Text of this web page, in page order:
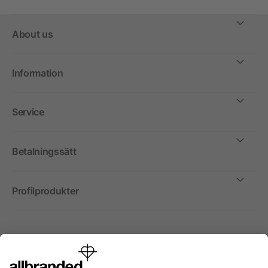
About us
Information
Service
Betalningssätt
Profilprodukter
Internationellt